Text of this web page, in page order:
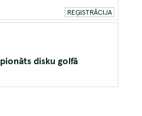
REĢISTRĀCIJA
disku golfā